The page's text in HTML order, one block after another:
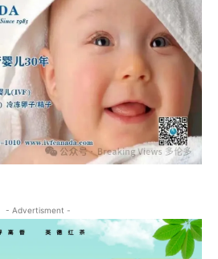
- Advertisment -